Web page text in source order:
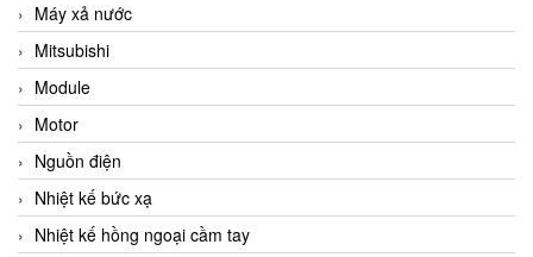
Máy xả nước
Mitsubishi
Module
Motor
Nguồn điện
Nhiệt kế bức xạ
Nhiệt kế hồng ngoại cầm tay